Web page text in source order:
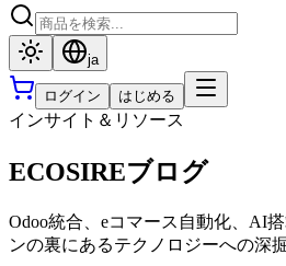
ja
ログイン はじめる
インサイト＆リソース
ECOSIREブログ
Odoo統合、eコマース自動化、AI
ンの裏にあるテクノロジーへの深掘